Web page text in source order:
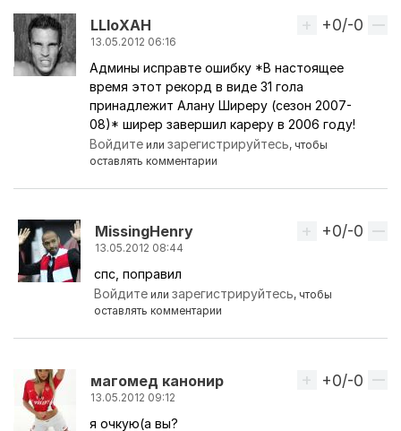
LLIoXAH
13.05.2012 06:16
Вверх
+0/-0
Админы исправте ошибку *В настоящее
время этот рекорд в виде 31 гола
принадлежит Алану Ширеру (сезон 2007-
08)* ширер завершил кареру в 2006 году!
Войдите илизарегистрируйтесь, чтобы
оставлять комментарии
MissingHenry
13.05.2012 08:44
Ответ на комментарий пользователяLLIoXAH
Вверх
+0/-0
спс, поправил
Войдите илизарегистрируйтесь, чтобы
оставлять комментарии
магомед канонир
13.05.2012 09:12
Вверх
+0/-0
я очкую(а вы?